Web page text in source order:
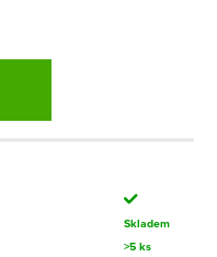
Skladem
>5 ks